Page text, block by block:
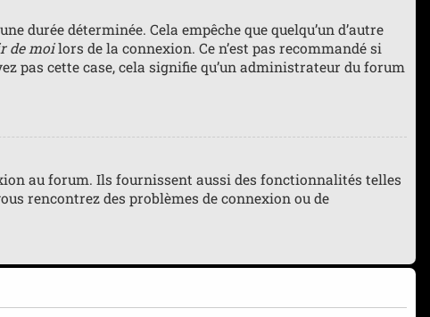
durée déterminée. Cela empêche que quelqu’un d’autre
de moilors de la connexion. Ce n’est pas recommandé si
pas cette case, cela signifie qu’un administrateur du forum
au forum. Ils fournissent aussi des fonctionnalités telles
rencontrez des problèmes de connexion ou de